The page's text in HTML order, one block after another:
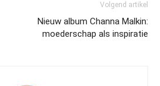
Volgend artikel
Nieuw album Channa Malkin:
moederschap als inspiratie